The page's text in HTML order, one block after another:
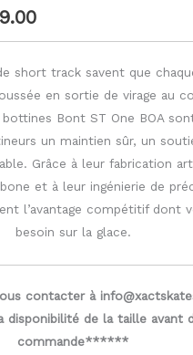
short track savent que
en sortie de virage au
Bont ST One BOA
un maintien sûr, un
Grâce à leur fabrication
et à leur ingénierie de
l’avantage compétitif dont
besoin sur la glace.
contacter à
disponibilité de la taille avant
commande******